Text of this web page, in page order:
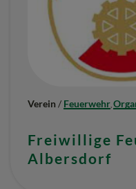
Verein / Feuerwehr
Freiwillige
Albersdorf